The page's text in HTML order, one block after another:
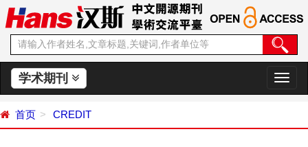
学术期刊
切
换
首页 CREDIT